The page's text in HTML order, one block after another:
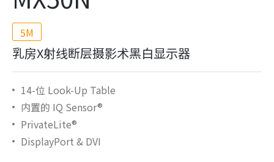
5M
乳房X射线断层摄影术黑白显示器
14-位 Look-Up Table
内置的 IQ Sensor®
PrivateLite®
DisplayPort & DVI